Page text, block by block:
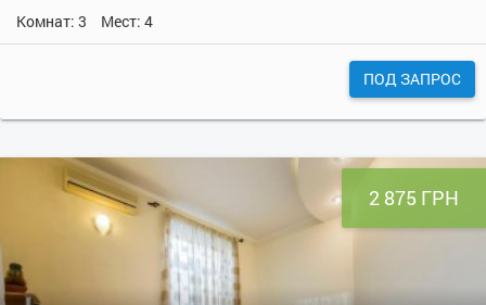
Комнат: 3 Мест: 4
ПОД ЗАПРОС
2 875 ГРН